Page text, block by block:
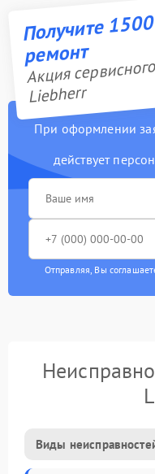
Получите
ремонт
Акция
Liebherr
При оформлении
действует
Отправляя, Вы
Виды